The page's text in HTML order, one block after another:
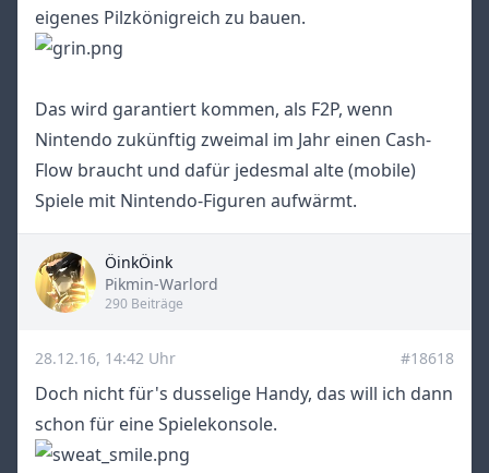
eigenes Pilzkönigreich zu bauen.
Das wird garantiert kommen, als F2P, wenn
Nintendo zukünftig zweimal im Jahr einen Cash-
Flow braucht und dafür jedesmal alte (mobile)
Spiele mit Nintendo-Figuren aufwärmt.
ÖinkÖink
Title
Pikmin-Warlord
290 Beiträge
28.12.16, 14:42 Uhr #18618
Doch nicht für's dusselige Handy, das will ich dann
schon für eine Spielekonsole.